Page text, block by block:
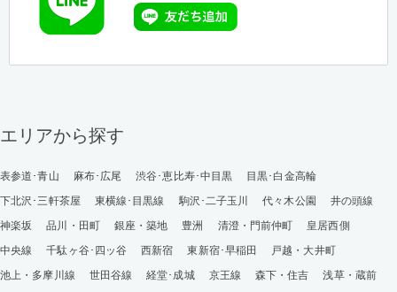
エリアから探す
表参道･青山 麻布･広尾 渋谷･恵比寿･中目黒
目黒･白金高輪
下北沢･三軒茶屋
東横線･目黒線 駒沢･二子玉川 代々木公園
井の頭線
神楽坂
品川・田町 銀座・築地 豊洲 清澄・門前仲町
皇居西側
中央線
千駄ヶ谷･四ッ谷 西新宿 東新宿･早稲田
戸越・大井町
池上・多摩川線
世田谷線 経堂･成城 京王線 森下・住吉
浅草・蔵前